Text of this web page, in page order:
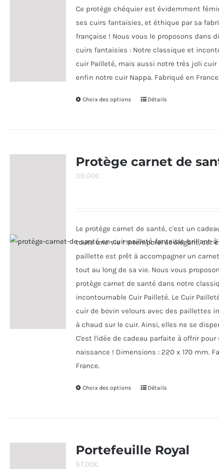
page
produit
Ce protège chéquier est évidemment
ses cuirs fantaisies, et éthique par sa
française ! Nous vous le proposons dans
cuirs fantaisies : Notre classique et
cuir Pailleté, mais aussi notre très joli cuir
enfin notre cuir Nappa. Fabriqué en
Choix des options
Ce
Les
choisies
sur
page
produit
Détails
Protège carnet de
39,00€
Le protège carnet de santé, c'est un
toute une vie ! Intemporel et élégant, cet
paillette est prêt à accompagner un
tout au long de sa vie. Nous vous
protège carnet de santé dans notre
incontournable Cuir Pailleté. Le Cuir
cuir de bovin velours avec des paillettes
à chaud sur le cuir. Ainsi, elles ne se
C'est l'idée de cadeau parfaite à offrir pour
naissance ! Dimensions : 220 x 170 mm.
France.
Choix des options
Ce
variations.
Les
Détails
Portefeuille Royal
67,00€